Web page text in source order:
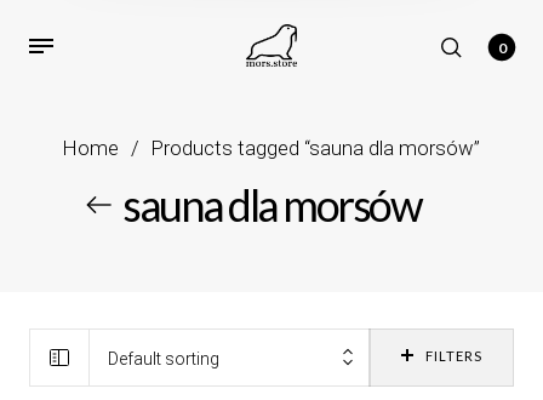
0
Home / Products tagged “sauna dla morsów”
sauna dla morsów
Default sorting FILTERS